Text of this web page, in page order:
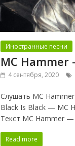
Иностранные песни
MC Hammer
4 сентября, 2020
Слушать MC
Black Is Black — MC
Текст MC Hammer —
Read more